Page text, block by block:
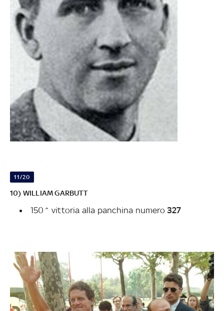
11/20
10) WILLIAM GARBUTT
150^ vittoria alla panchina numero 327